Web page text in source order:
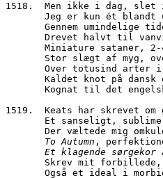
1518.  Men ikke i dag, slet
Jeg er kun ét
Gennem umindelige
Drevet halvt til
Miniature
Stor slægt af myg,
Over totusind arter
Kaldet knot på
Kognat til det
1519.  Keats har skrevet om
Et sanseligt,
Der væltede mig
To Autumn ,
Et klagende sørgekor
Skrev mit
Også et ideal i